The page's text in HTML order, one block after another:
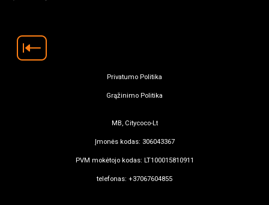
Privatumo Politika
Grąžinimo Politika
MB, Citycoco-Lt
Įmonės kodas: 306043367
PVM mokėtojo kodas: LT100015810911
telefonas: +37067604855